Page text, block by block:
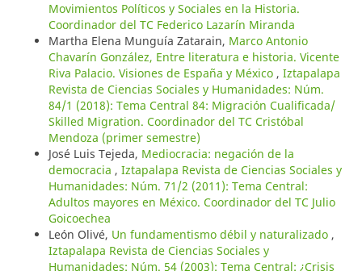
Movimientos Políticos y Sociales en la Historia.
Coordinador del TC Federico Lazarín Miranda
Martha Elena Munguía Zatarain, Marco Antonio
Chavarín González, Entre literatura e historia. Vicente
Riva Palacio. Visiones de España y México , Iztapalapa
Revista de Ciencias Sociales y Humanidades: Núm.
84/1 (2018): Tema Central 84: Migración Cualificada/
Skilled Migration. Coordinador del TC Cristóbal
Mendoza (primer semestre)
José Luis Tejeda, Mediocracia: negación de la
democracia , Iztapalapa Revista de Ciencias Sociales y
Humanidades: Núm. 71/2 (2011): Tema Central:
Adultos mayores en México. Coordinador del TC Julio
Goicoechea
León Olivé, Un fundamentismo débil y naturalizado ,
Iztapalapa Revista de Ciencias Sociales y
Humanidades: Núm. 54 (2003): Tema Central: ¿Crisis